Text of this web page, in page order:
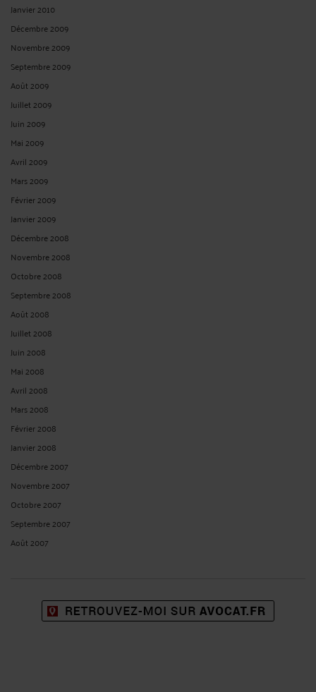
Janvier 2010
Décembre 2009
Novembre 2009
Septembre 2009
Août 2009
Juillet 2009
Juin 2009
Mai 2009
Avril 2009
Mars 2009
Février 2009
Janvier 2009
Décembre 2008
Novembre 2008
Octobre 2008
Septembre 2008
Août 2008
Juillet 2008
Juin 2008
Mai 2008
Avril 2008
Mars 2008
Février 2008
Janvier 2008
Décembre 2007
Novembre 2007
Octobre 2007
Septembre 2007
Août 2007